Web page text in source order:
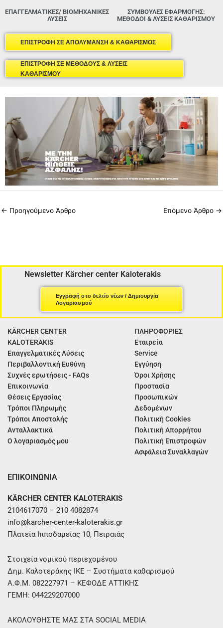
ΕΠΑΓΓΕΛΜΑΤΙΚΕΣ/ ΒΙΟΜΗΧΑΝΙΚΕΣ
ΛΥΣΕΙΣ
ΣΥΜΒΟΥΛΕΣ ΕΦΑΡΜΟΓΗΣ:
ΜΈΘΟΔΟΙ & ΛΎΣΕΙΣ ΚΑΘΑΡΙΣΜΟΎ
ΕΠΙΣΤΡΟΦΗ ΣΕ ΑΠΟΛΥΜΑΝΣΗ & ΚΑΘΑΡΙΣΜΟΣ
ΕΠΙΣΤΡΟΦΗ ΣΕ ΜΕΘΟΔΟΥΣ & ΛΥΣΕΙΣ
ΚΑΘΑΡΙΣΜΟΥ
← Προηγούμενο Άρθρο Επόμενο Άρθρο →
Newsletter Kärcher center Kaloterakis
Εγγραφή στο δελτίο νέων / Δημιουργία
Λογαριασμού
KÄRCHER CENTER
KALOTERAKIS
Επαγγελματικές Λύσεις
Περιβαλλοντική Ευθύνη
Συχνές ερωτήσεις - FAQs
Επικοινωνία
Θέσεις Εργασίας
Τρόποι Πληρωμής
Τρόποι Αποστολής
Ανταλλακτικά
Ο λογαριασμός μου
ΠΛΗΡΟΦΟΡΙΕΣ
Εταιρεία
Service
Εγγύηση
Όροι Χρήσης
Προστασία
Προσωπικών
Δεδομένων
Πολιτική Cookies
Πολιτική Απορρήτου
Πολιτική Επιστροφών
Ασφάλεια Συναλλαγών
ΕΠΙΚΟΙΝΩΝΙΑ
KÄRCHER CENTER KALOTERAKIS
2104617070 – 210 4082874
info@karcher-center-kaloterakis.gr
Πλατεία Ιπποδαμείας 10, Πειραιάς
Στοιχεία νομικού περιεχομένου
Δημ. Καλοτεράκης ΙΚΕ – Συστήματα καθαρισμού
Α.Φ.Μ. 082227971 – ΚΕΦΟΔΕ ΑΤΤΙΚΗΣ
ΓΕΜΗ: 044229207000
ΑΚΟΛΟΥΘΗΣΤΕ ΜΑΣ ΣΤΑ SOCIAL MEDIA